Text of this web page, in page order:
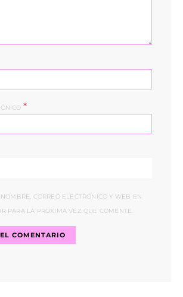
*
CORREO ELECTRÓNICO Y WEB EN
PARA LA PRÓXIMA VEZ QUE COMENTE.